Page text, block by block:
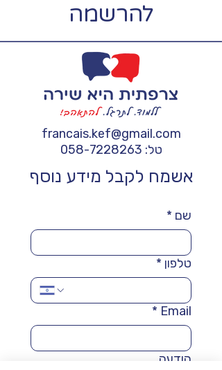
להרשמה
francais.kef@gmail.com
טל: 058-7228263
אשמח לקבל מידע נוסף
שם *
טלפון *
Email
*
הודעה